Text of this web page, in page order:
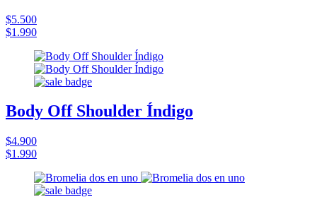
$5.500
$1.990
Body Off Shoulder Índigo
$4.900
$1.990